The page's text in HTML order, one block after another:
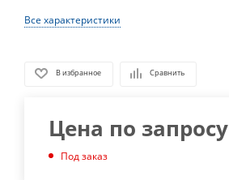
Все характеристики
В избранное Сравнить
Цена по запросу
Под заказ